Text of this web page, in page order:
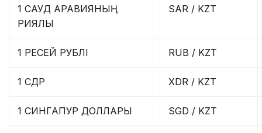
1 САУД АРАВИЯНЫҢ
РИЯЛЫ
SAR / KZT
1 РЕСЕЙ РУБЛІ RUB / KZT
1 СДР XDR / KZT
1 СИНГАПУР ДОЛЛАРЫ SGD / KZT